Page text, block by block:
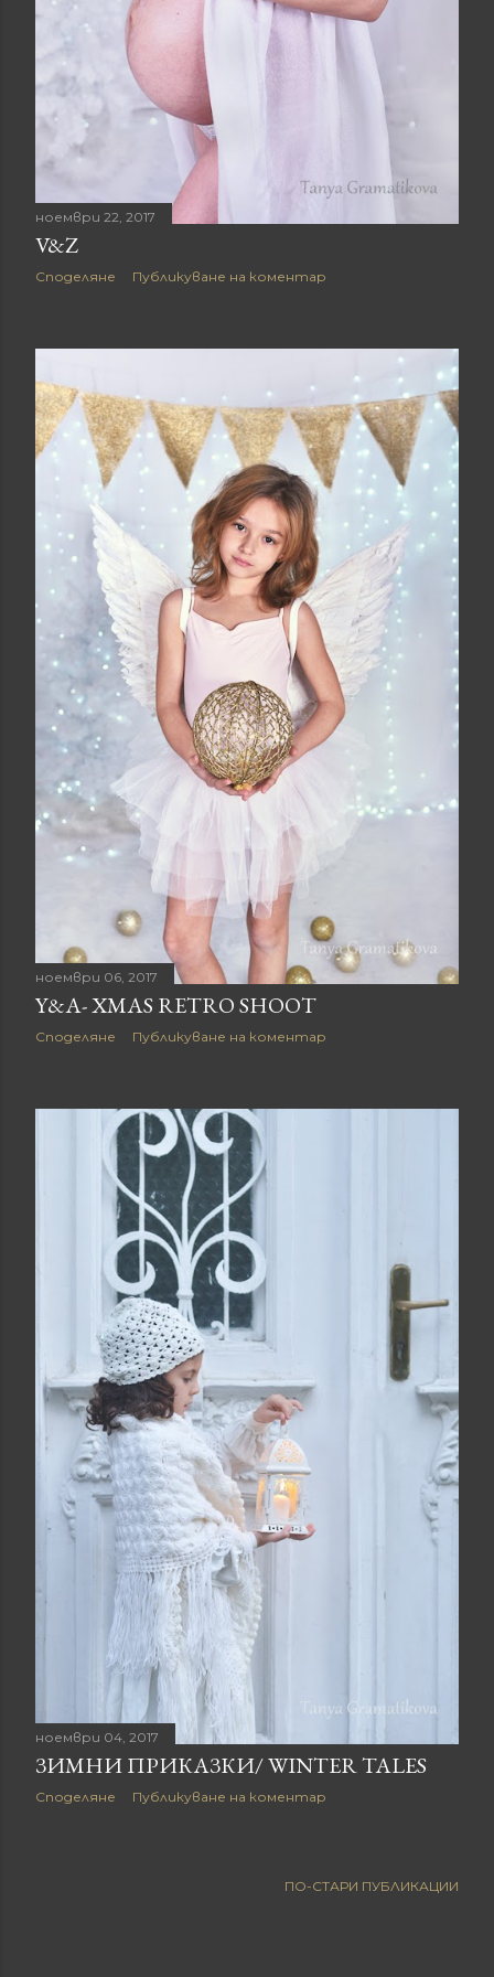
ноември 22, 2017
V&Z
Споделяне Публикуване на коментар
ноември 06, 2017
Y&A- XMAS RETRO SHOOT
Споделяне Публикуване на коментар
ноември 04, 2017
ЗИМНИ ПРИКАЗКИ/ WINTER TALES
Споделяне Публикуване на коментар
ПО-СТАРИ ПУБЛИКАЦИИ